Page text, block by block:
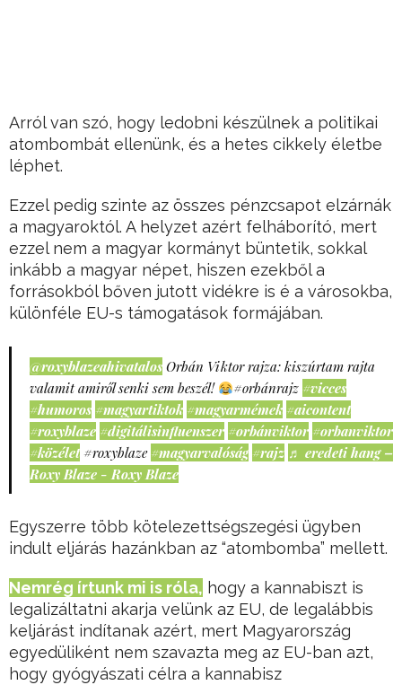
Arról van szó, hogy ledobni készülnek a politikai
atombombát ellenünk, és a hetes cikkely életbe
léphet.
Ezzel pedig szinte az összes pénzcsapot elzárnák
a magyaroktól. A helyzet azért felháborító, mert
ezzel nem a magyar kormányt büntetik, sokkal
inkább a magyar népet, hiszen ezekből a
forrásokból bőven jutott vidékre is é a városokba,
különféle EU-s támogatások formájában.
@roxyblazeahivatalos Orbán Viktor rajza: kiszúrtam rajta
valamit amiről senki sem beszél!
#orbánrajz #vicces
#humoros #magyartiktok #magyarmémek #aicontent
#roxyblaze #digitálisinfluenszer #orbánviktor #orbanviktor
#közélet #roxyblaze #magyarvalóság #rajz ♬ eredeti hang –
Roxy Blaze - Roxy Blaze
Egyszerre több kötelezettségszegési ügyben
indult eljárás hazánkban az “atombomba” mellett.
Nemrég írtunk mi is róla, hogy a kannabiszt is
legalizáltatni akarja velünk az EU, de legalábbis
keljárást indítanak azért, mert Magyarország
egyedüliként nem szavazta meg az EU-ban azt,
hogy gyógyászati célra a kannabisz